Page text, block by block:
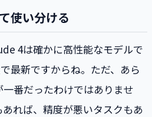
使い分ける
4は確かに高性能なモデルで
最新ですからね。ただ、あら
番だったわけではありませ
れば、精度が悪いタスクもあ